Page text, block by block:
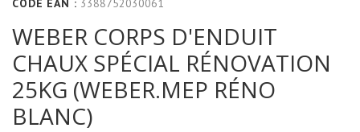
CODE EAN : 3388752030061
WEBER CORPS D'ENDUIT
CHAUX SPÉCIAL RÉNOVATION
25KG (WEBER.MEP RÉNO
BLANC)